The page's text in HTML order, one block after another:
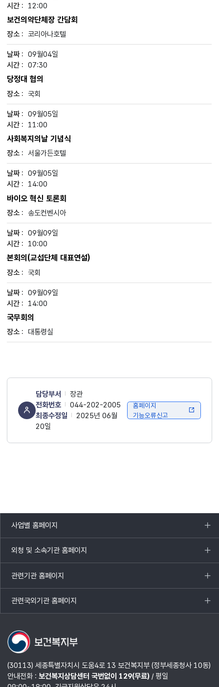
12:00
보건의약단체장 간담회
코리아나호텔
09월04일
07:30
당정대 협의
국회
09월05일
11:00
사회복지의날 기념식
서울가든호텔
09월05일
14:00
바이오 혁신 토론회
송도컨벤시아
09월09일
10:00
본회의(교섭단체 대표연설)
국회
09월09일
14:00
국무회의
대통령실
담당부서
장관
전화번호
044-202-2005
최종수정일
2025년 06월
20일
홈페이지
기능오류신고
사업별 홈페이지
목록
열기
외청 및 소속기관 홈페이지
목록
열기
관련기관 홈페이지
목록
열기
관련국외기관 홈페이지
목록
열기
(30113) 세종특별자치시 도움4로 13 보건복지부 (정부세종청사 10동)
안내전화 : 보건복지상담센터 국번없이 129(무료)/ 평일